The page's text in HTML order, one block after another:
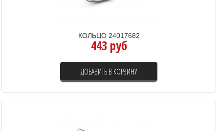
КОЛЬЦО 24017682
443 руб
ДОБАВИТЬ В КОРЗИНУ